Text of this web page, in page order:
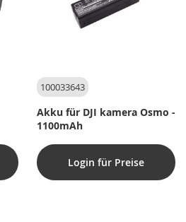
100033643
Akku für DJI kamera Osmo -
1100mAh
Login für Preise